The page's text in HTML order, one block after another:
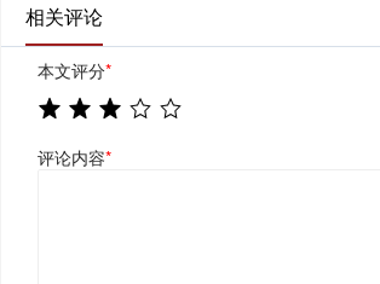
相关评论
本文评分*
评论内容*